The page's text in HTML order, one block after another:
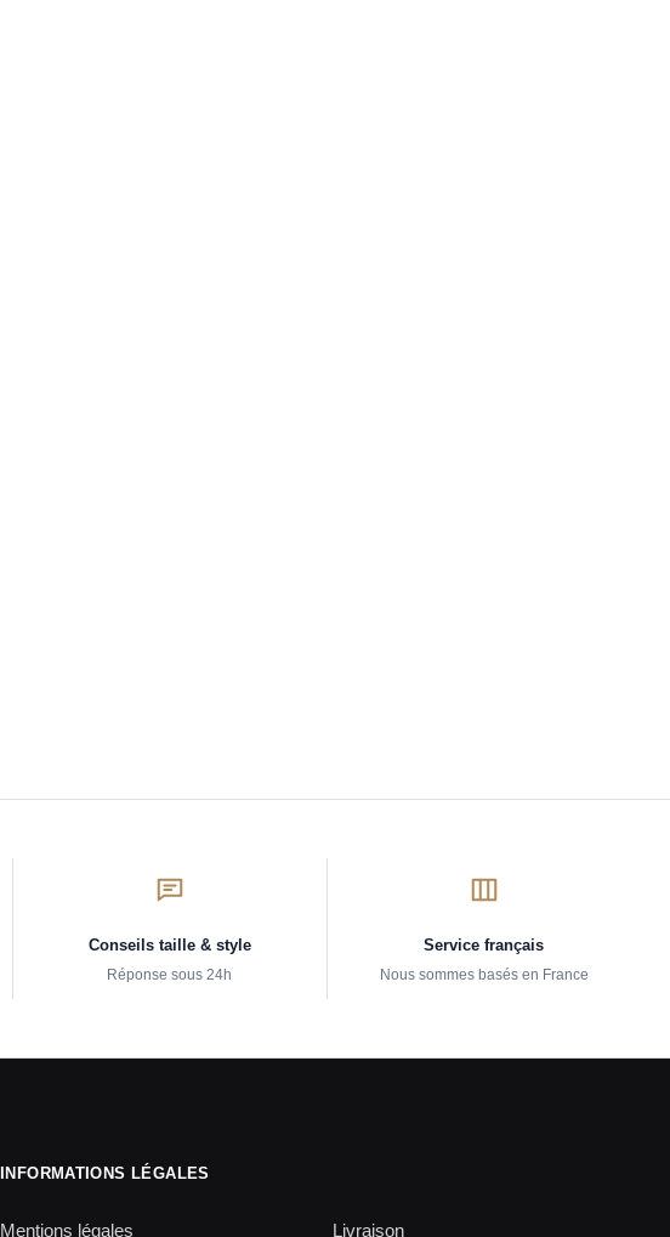
Conseils taille & style
Réponse sous 24h
Service français
Nous sommes basés en France
INFORMATIONS LÉGALES
Mentions légales Livraison